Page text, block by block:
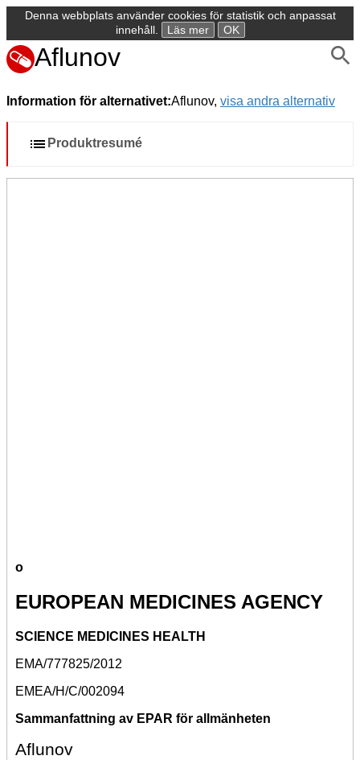
Denna webbplats använder cookies för statistik och anpassat
innehåll.
Läs mer OK
Aflunov
Information för alternativet:Aflunov, visa andra alternativ
Produktresumé
o
EUROPEAN MEDICINES AGENCY
SCIENCE MEDICINES HEALTH
EMA/777825/2012
EMEA/H/C/002094
Sammanfattning av EPAR för allmänheten
Aflunov